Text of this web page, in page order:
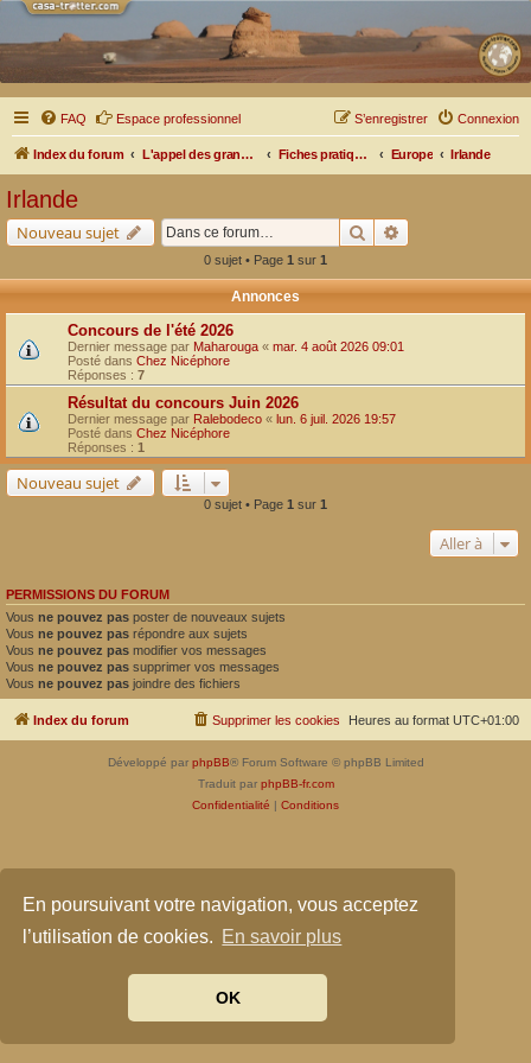
En poursuivant votre navigation, vous acceptez
l’utilisation de cookies. En savoir plus
OK
FAQ Espace professionnel Connexion
S’enregistrer
Index du forum L'appel des grands espaces Fiches pratiques par pays, pistes et bivouacs Europe Irlande
Irlande
Nouveau sujet Rechercher
0 sujet • Page 1 sur 1
Annonces
Concours de l'été 2026
Dernier message par Maharouga « mar. 4 août 2026 09:01
Posté dans Chez Nicéphore
Réponses : 7
Résultat du concours Juin 2026
Dernier message par Ralebodeco « lun. 6 juil. 2026 19:57
Posté dans Chez Nicéphore
Réponses : 1
Nouveau sujet
0 sujet • Page 1 sur 1
Aller à
PERMISSIONS DU FORUM
Vous ne pouvez pas poster de nouveaux sujets
Vous ne pouvez pas répondre aux sujets
Vous ne pouvez pas modifier vos messages
Vous ne pouvez pas supprimer vos messages
Vous ne pouvez pas joindre des fichiers
Index du forum Heures au format UTC+01:00
Supprimer les cookies
Développé par phpBB® Forum Software © phpBB Limited
Traduit par phpBB-fr.com
Confidentialité | Conditions